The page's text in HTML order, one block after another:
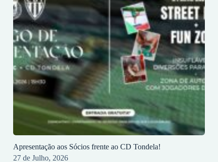
Apresentação aos Sócios frente ao CD Tondela!
27 de Julho, 2026